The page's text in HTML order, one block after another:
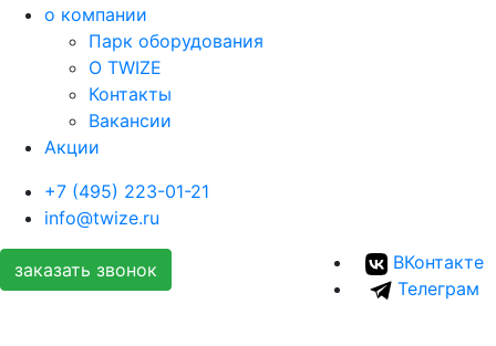
о компании
Парк оборудования
О TWIZE
Контакты
Вакансии
Акции
+7 (495) 223-01-21
info@twize.ru
заказать звонок
ВКонтакте
Телеграм